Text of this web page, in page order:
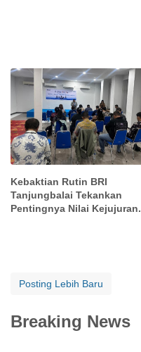
Kebaktian Rutin BRI
Tanjungbalai Tekankan
Pentingnya Nilai Kejujuran.
Posting Lebih Baru
Breaking News